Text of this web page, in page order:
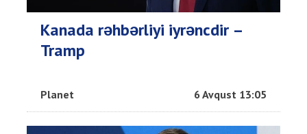
Kanada rəhbərliyi iyrəncdir –
Tramp
Planet 6 Avqust 13:05